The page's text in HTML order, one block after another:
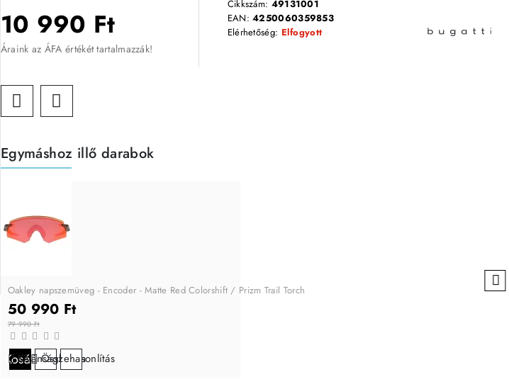
10 990 Ft
Áraink az ÁFA értékét tartalmazzák!
Cikkszám: 49131001
EAN:4250060359853
Elérhetőség: Elfogyott
Egymáshoz illő darabok
Oakley napszemüveg - Encoder - Matte Red Colorshift / Prizm Trail Torch
50 990 Ft
79 990 Ft
Kosárba
Kívánságlistára
Összehasonlítás